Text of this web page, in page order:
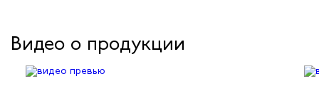
Видео о продукции